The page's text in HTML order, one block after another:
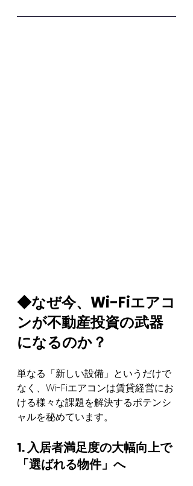
◆なぜ今、Wi-Fiエアコ
ンが不動産投資の武器
になるのか？
単なる「新しい設備」というだけで
なく、Wi-Fiエアコンは賃貸経営にお
ける様々な課題を解決するポテンシ
ャルを秘めています。
1. 入居者満足度の大幅向上で
「選ばれる物件」へ